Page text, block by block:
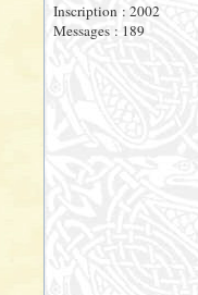
Inscription : 2002
Messages : 189